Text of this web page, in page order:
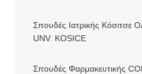
Σπουδές Ιατρικής
UNV. KOSICE
Σπουδές Φαρμακευτικής